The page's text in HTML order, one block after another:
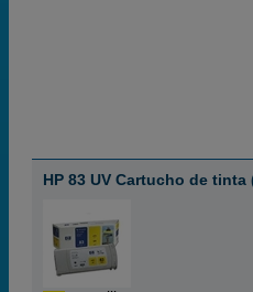
HP 83 UV Cartucho de tinta